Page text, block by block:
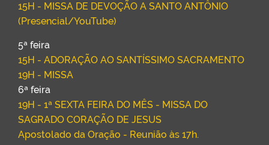
15H - MISSA DE DEVOÇÃO A SANTO ANTÔNIO
(Presencial/YouTube)
5ª feira
15H - ADORAÇÃO AO SANTÍSSIMO SACRAMENTO
19H - MISSA
6ª feira
19H - 1ª SEXTA FEIRA DO MÊS - MISSA DO
SAGRADO CORAÇÃO DE JESUS
Apostolado da Oração - Reunião às 17h.